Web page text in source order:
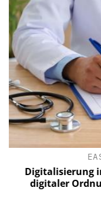
Digitalisierung
digitaler